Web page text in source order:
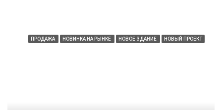
ПРОДАЖА НОВИНКА НА РЫНКЕ НОВОЕ ЗДАНИЕ НОВЫЙ ПРОЕКТ